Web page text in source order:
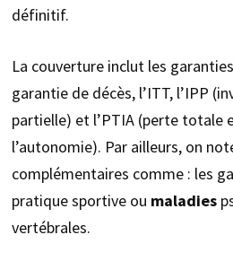
définitif.
La couverture inclut les
garantie de décès, l’ITT, l’IPP
partielle) et l’PTIA (perte totale
l’autonomie). Par ailleurs, on
complémentaires comme : les
pratique sportive ou maladies
vertébrales.